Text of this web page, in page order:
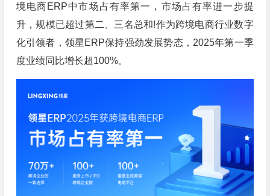
境电商ERP中市场占有率第一，市场占有率进一步提
升，规模已超过第二、三名总和!作为跨境电商行业数字
化引领者，领星ERP保持强劲发展势态，2025年第一季
度业绩同比增长超100%。